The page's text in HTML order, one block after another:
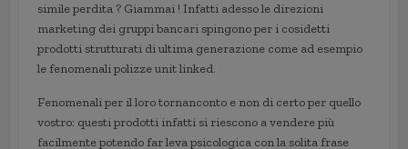
simile perdita ? Giammai ! Infatti adesso le direzioni
marketing dei gruppi bancari spingono per i cosidetti
prodotti strutturati di ultima generazione come ad esempio
le fenomenali polizze unit linked.
Fenomenali per il loro tornanconto e non di certo per quello
vostro: questi prodotti infatti si riescono a vendere più
facilmente potendo far leva psicologica con la solita frase